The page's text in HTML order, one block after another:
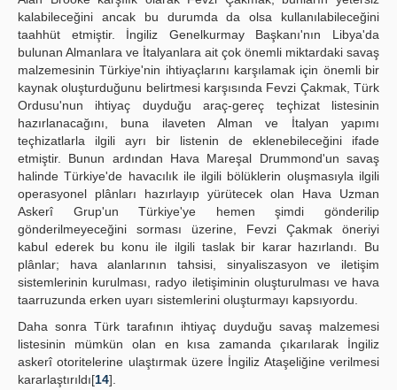
kalabileceğini ancak bu durumda da olsa kullanılabileceğini
taahhüt etmiştir. İngiliz Genelkurmay Başkanı'nın Libya'da
bulunan Almanlara ve İtalyanlara ait çok önemli miktardaki savaş
malzemesinin Türkiye'nin ihtiyaçlarını karşılamak için önemli bir
kaynak oluşturduğunu belirtmesi karşısında Fevzi Çakmak, Türk
Ordusu'nun ihtiyaç duyduğu araç-gereç teçhizat listesinin
hazırlanacağını, buna ilaveten Alman ve İtalyan yapımı
teçhizatlarla ilgili ayrı bir listenin de eklenebileceğini ifade
etmiştir. Bunun ardından Hava Mareşal Drummond'un savaş
halinde Türkiye'de havacılık ile ilgili bölüklerin oluşmasıyla ilgili
operasyonel plânları hazırlayıp yürütecek olan Hava Uzman
Askerî Grup'un Türkiye'ye hemen şimdi gönderilip
gönderilmeyeceğini sorması üzerine, Fevzi Çakmak öneriyi
kabul ederek bu konu ile ilgili taslak bir karar hazırlandı. Bu
plânlar; hava alanlarının tahsisi, sinyaliszasyon ve iletişim
sistemlerinin kurulması, radyo iletişiminin oluşturulması ve hava
taarruzunda erken uyarı sistemlerini oluşturmayı kapsıyordu.
Daha sonra Türk tarafının ihtiyaç duyduğu savaş malzemesi
listesinin mümkün olan en kısa zamanda çıkarılarak İngiliz
askerî otoritelerine ulaştırmak üzere İngiliz Ataşeliğine verilmesi
kararlaştırıldı[14].